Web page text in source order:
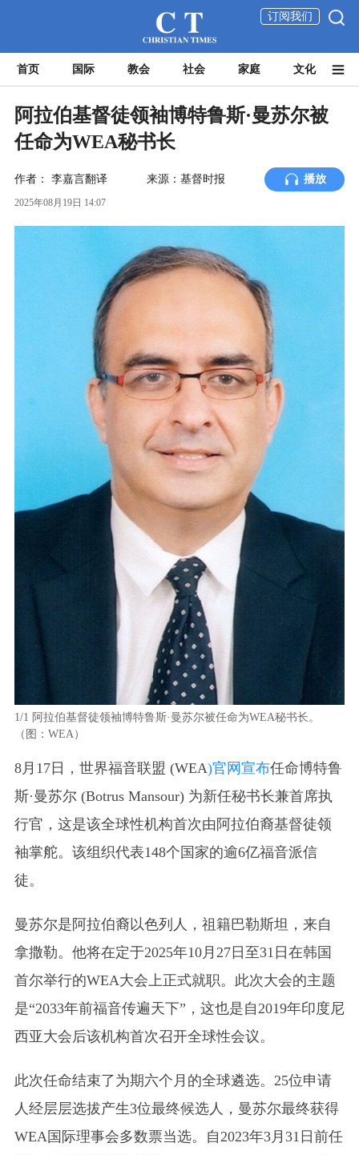
订阅我们
首页 国际 教会 社会 家庭 文化
阿拉伯基督徒领袖博特鲁斯·曼苏尔被
任命为WEA秘书长
作者： 李嘉言翻译 来源：基督时报 播放
2025年08月19日 14:07
1/1 阿拉伯基督徒领袖博特鲁斯·曼苏尔被任命为WEA秘书长。
（图：WEA）
8月17日，世界福音联盟 (WEA)官网宣布任命博特鲁
斯·曼苏尔 (Botrus Mansour) 为新任秘书长兼首席执
行官，这是该全球性机构首次由阿拉伯裔基督徒领
袖掌舵。该组织代表148个国家的逾6亿福音派信
徒。
曼苏尔是阿拉伯裔以色列人，祖籍巴勒斯坦，来自
拿撒勒。他将在定于2025年10月27日至31日在韩国
首尔举行的WEA大会上正式就职。此次大会的主题
是“2033年前福音传遍天下”，这也是自2019年印度尼
西亚大会后该机构首次召开全球性会议。
此次任命结束了为期六个月的全球遴选。25位申请
人经层层选拔产生3位最终候选人，曼苏尔最终获得
WEA国际理事会多数票当选。自2023年3月31日前任